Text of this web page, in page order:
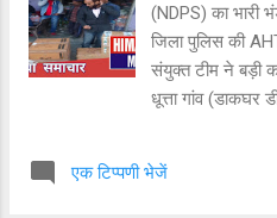
(NDPS) का भारी
जिला पुलिस की
संयुक्त टीम ने बड़ी
धूत्ता गांव (डाकघर
128 अल्प्राजोलम
एक टिप्पणी भेजें